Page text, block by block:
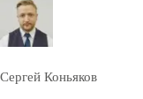
Сергей Коньяков